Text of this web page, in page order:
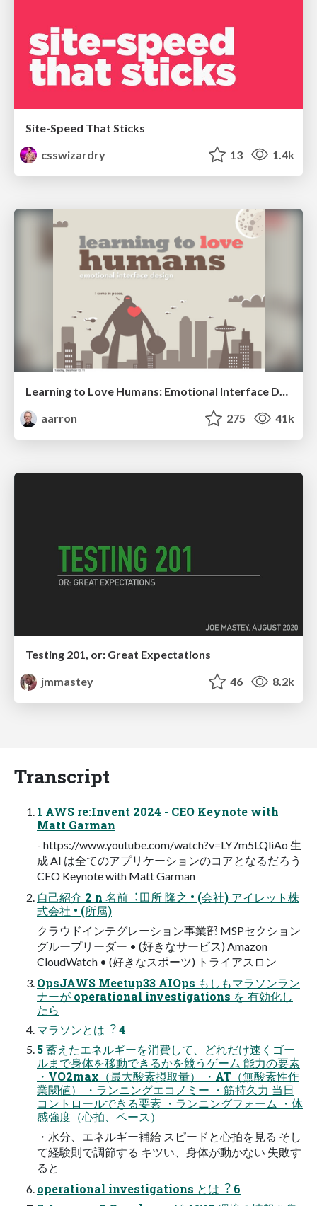
Site-Speed That Sticks
csswizardry
13 1.4k
Learning to Love Humans: Emotional Interface Design
aarron
275 41k
Testing 201, or: Great Expectations
jmmastey
46 8.2k
Transcript
1 AWS re:Invent 2024 - CEO Keynote with
Matt Garman
- https://www.youtube.com/watch?v=LY7m5LQliAo ⽣
成 AI は全てのアプリケーションのコアとなるだろう
CEO Keynote with Matt Garman
⾃⼰紹介 2 n 名前︓⽥所 隆之 • (会社) アイレット株
式会社 • (所属)
クラウドインテグレーション事業部 MSPセクション
グループリーダー • (好きなサービス) Amazon
CloudWatch • (好きなスポーツ) トライアスロン
OpsJAWS Meetup33 AIOps もしもマラソンラン
ナーが operational investigations を 有効化し
たら
マラソンとは︖ 4
5 蓄えたエネルギーを消費して、どれだけ速くゴー
ルまで⾝体を移動できるかを競うゲーム 能⼒の要素
・VO2max（最⼤酸素摂取量） ・AT（無酸素性作
業閾値） ・ランニングエコノミー ・筋持久⼒ 当⽇
コントロールできる要素 ・ランニングフォーム ・体
感強度（⼼拍、ペース）
・⽔分、エネルギー補給 スピードと⼼拍を⾒る そし
て経験則で調節する キツい、⾝体が動かない 失敗す
ると
operational investigations とは︖ 6